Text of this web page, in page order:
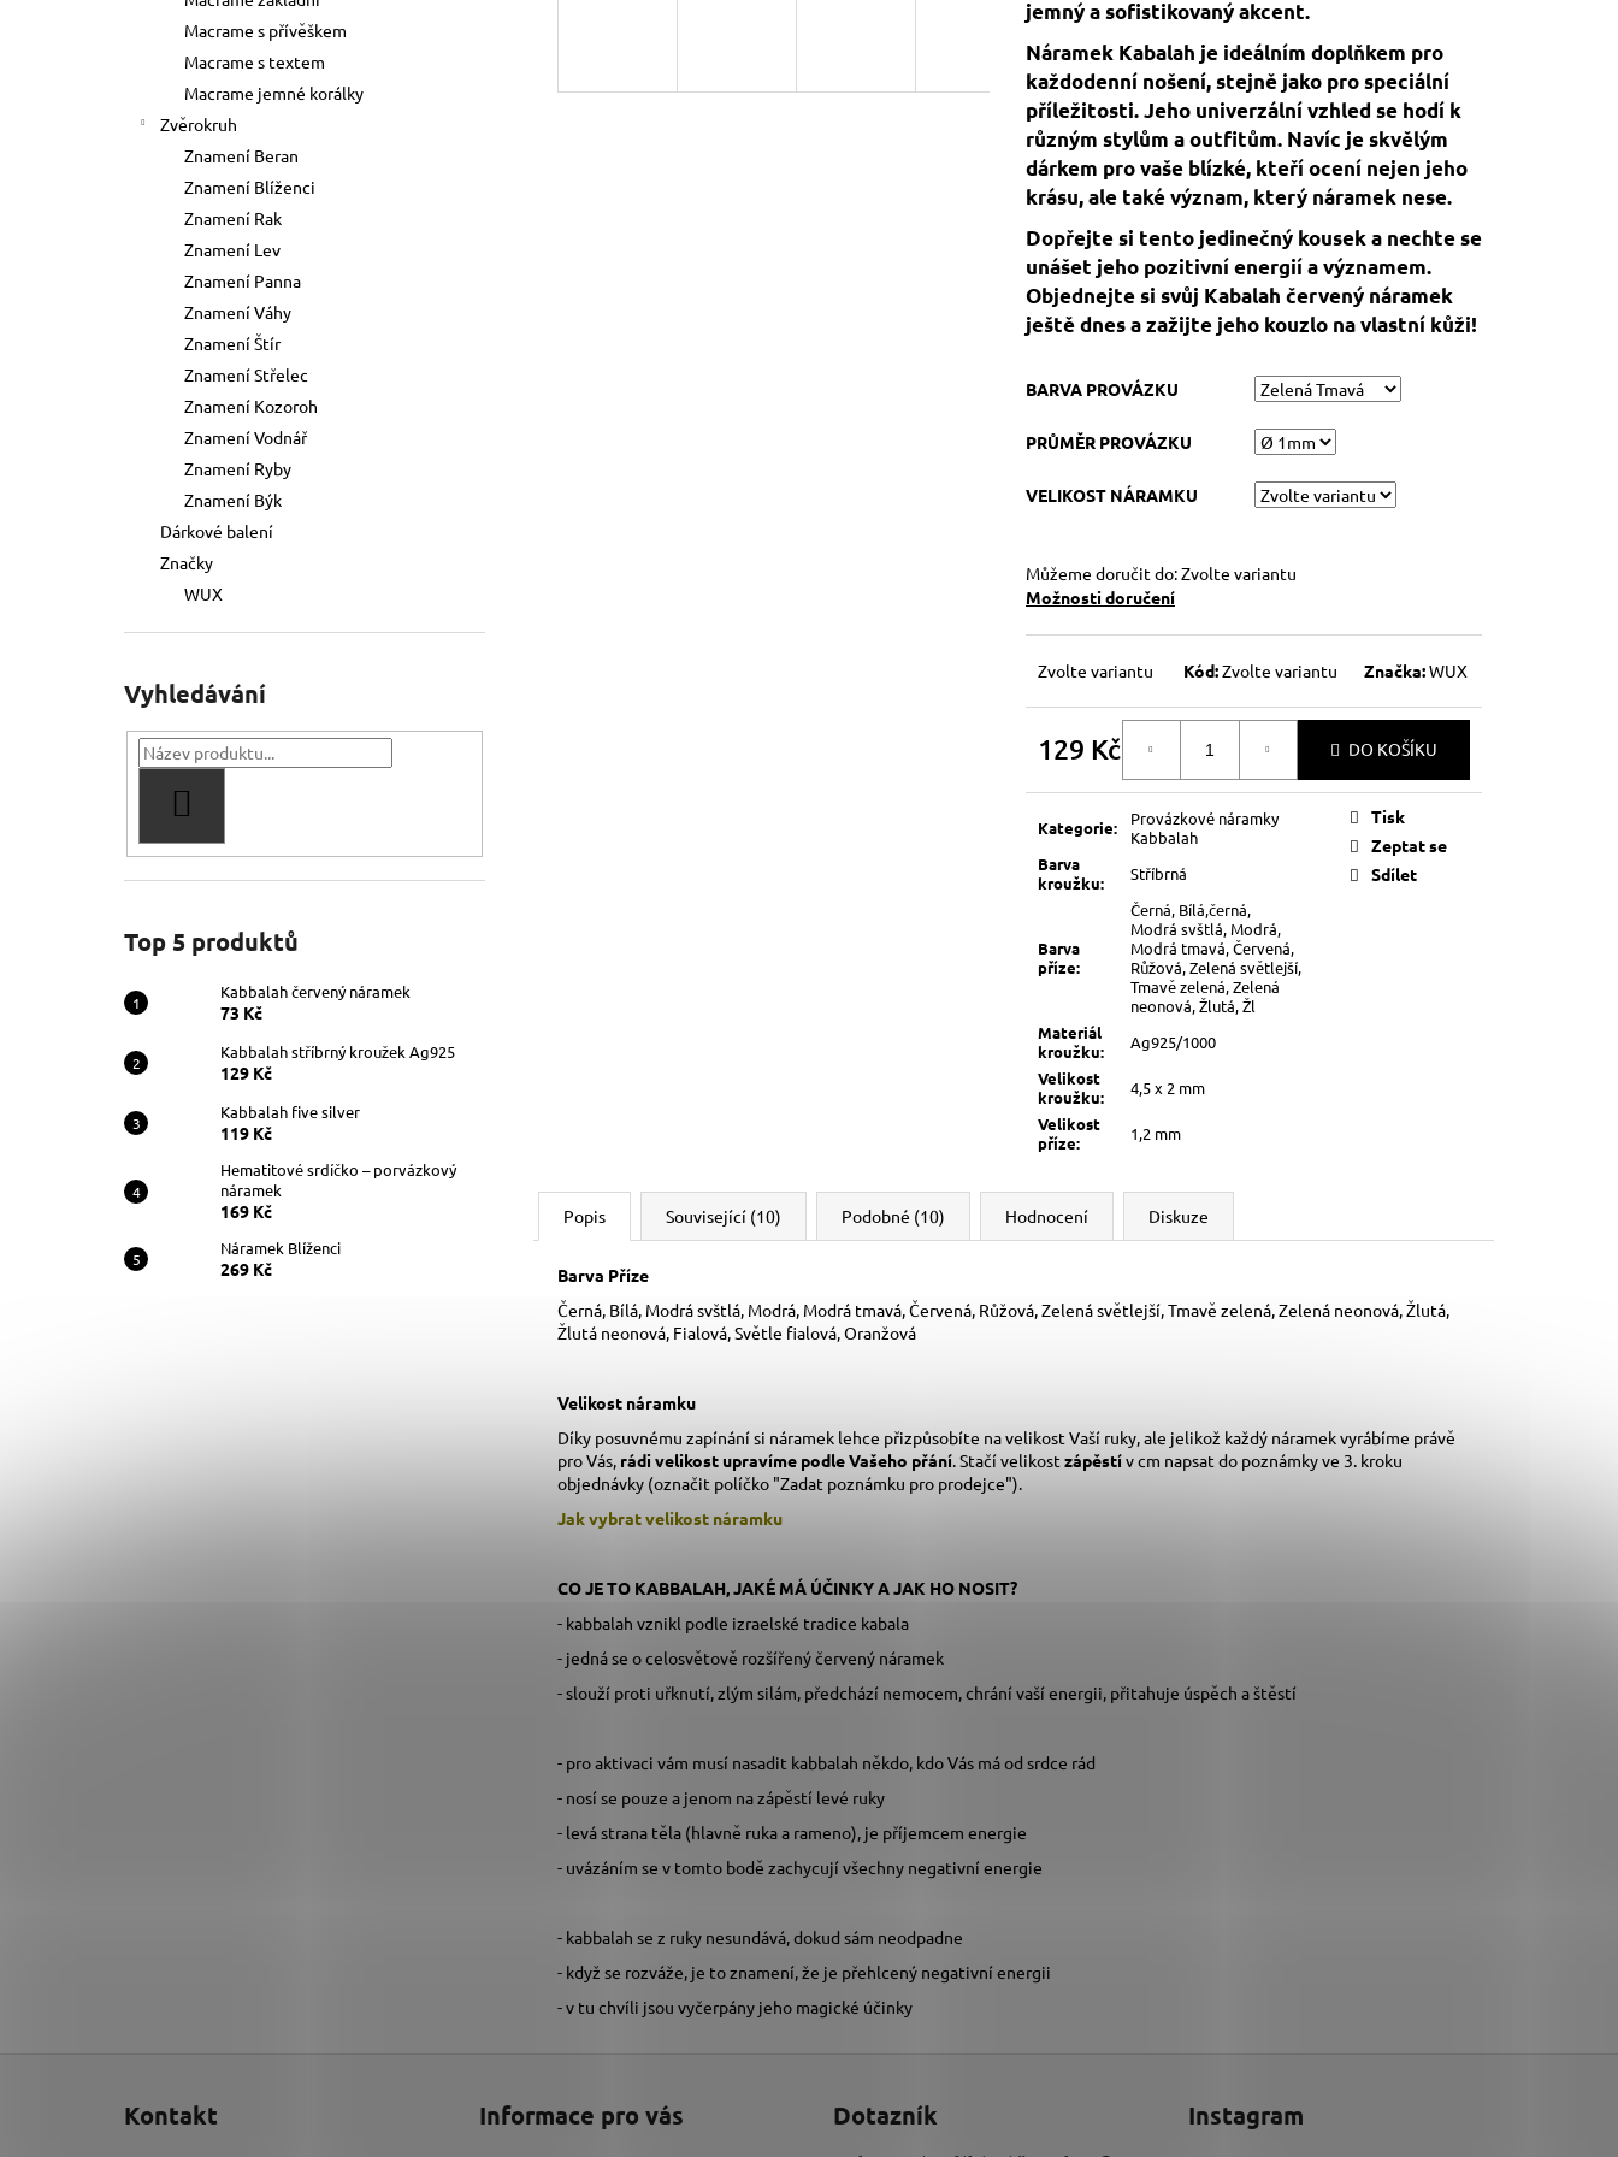
Macrame s přívěškem
Macrame s textem
Macrame jemné korálky
Zvěrokruh
Znamení Beran
Znamení Blíženci
Znamení Rak
Znamení Lev
Znamení Panna
Znamení Váhy
Znamení Štír
Znamení Střelec
Znamení Kozoroh
Znamení Vodnář
Znamení Ryby
Znamení Býk
Dárkové balení
Značky
WUX
Vyhledávání
Top 5 produktů
Kabbalah červený náramek
73 Kč
Kabbalah stříbrný kroužek Ag925
129 Kč
Kabbalah five silver
119 Kč
Hematitové srdíčko – porvázkový
náramek
169 Kč
Náramek Blíženci
269 Kč
jemný a sofistikovaný akcent.
Náramek Kabalah je ideálním doplňkem pro
každodenní nošení, stejně jako pro speciální
příležitosti. Jeho univerzální vzhled se hodí k
různým stylům a outfitům. Navíc je skvělým
dárkem pro vaše blízké, kteří ocení nejen jeho
krásu, ale také význam, který náramek nese.
Dopřejte si tento jedinečný kousek a nechte se
unášet jeho pozitivní energií a významem.
Objednejte si svůj Kabalah červený náramek
ještě dnes a zažijte jeho kouzlo na vlastní kůži!
BARVA PROVÁZKU
PRŮMĚR PROVÁZKU
VELIKOST NÁRAMKU
Můžeme doručit do:Zvolte variantu
Možnosti doručení
Zvolte variantu Kód:Zvolte variantu Značka:WUX
129 Kč
cena:
DO KOŠÍKU
Kategorie:
Provázkové náramky
Kabbalah
Barva
kroužku: Stříbrná
Barva
příze:
Černá, Bílá,černá,
Modrá svštlá, Modrá,
Modrá tmavá, Červená,
Růžová, Zelená světlejší,
Tmavě zelená, Zelená
neonová, Žlutá, Žl
Materiál
kroužku:
Ag925/1000
Velikost
kroužku:
4,5 x 2 mm
Velikost
příze: 1,2 mm
Tisk
Zeptat se
Sdílet
Popis Související (10) Podobné (10) Hodnocení Diskuze
Barva Příze
Černá, Bílá, Modrá svštlá, Modrá, Modrá tmavá, Červená, Růžová, Zelená světlejší, Tmavě zelená, Zelená neonová, Žlutá,
Žlutá neonová, Fialová, Světle fialová, Oranžová
Velikost náramku
Díky posuvnému zapínání si náramek lehce přizpůsobíte na velikost Vaší ruky, ale jelikož každý náramek vyrábíme právě
pro Vás, rádi velikost upravíme podle Vašeho přání . Stačí velikostzápěstív cm napsat do poznámky ve 3. kroku
objednávky (označit políčko "Zadat poznámku pro prodejce").
Jak vybrat velikost náramku
CO JE TO KABBALAH, JAKÉ MÁ ÚČINKY A JAK HO NOSIT?
- kabbalah vznikl podle izraelské tradice kabala
- jedná se o celosvětově rozšířený červený náramek
- slouží proti uřknutí, zlým silám, předchází nemocem, chrání vaší energii, přitahuje úspěch a štěstí
- pro aktivaci vám musí nasadit kabbalah někdo, kdo Vás má od srdce rád
- nosí se pouze a jenom na zápěstí levé ruky
- levá strana těla (hlavně ruka a rameno), je příjemcem energie
- uvázáním se v tomto bodě zachycují všechny negativní energie
- kabbalah se z ruky nesundává, dokud sám neodpadne
- když se rozváže, je to znamení, že je přehlcený negativní energii
- v tu chvíli jsou vyčerpány jeho magické účinky
Původně: 89 Kč
Kontakt Informace pro vás Dotazník Instagram